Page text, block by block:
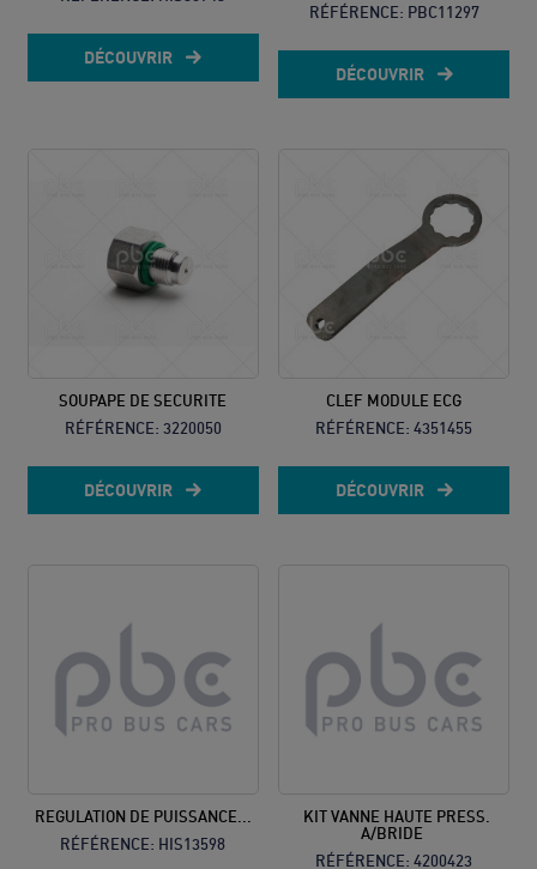
DÉCOUVRIR
RÉFÉRENCE: PBC11297
DÉCOUVRIR
SOUPAPE DE SECURITE
RÉFÉRENCE: 3220050
DÉCOUVRIR
CLEF MODULE ECG
RÉFÉRENCE: 4351455
DÉCOUVRIR
REGULATION DE PUISSANCE...
RÉFÉRENCE: HIS13598
KIT VANNE HAUTE PRESS.
A/BRIDE
RÉFÉRENCE: 4200423